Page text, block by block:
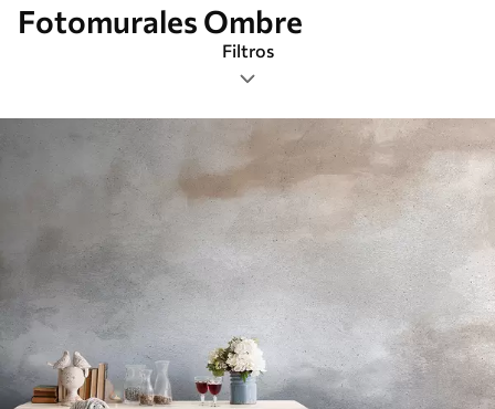
Fotomurales Ombre
Filtros
Etiquetas
Formato de imagen
Paleta de colores
Inteligente
Borrar todos los filtros